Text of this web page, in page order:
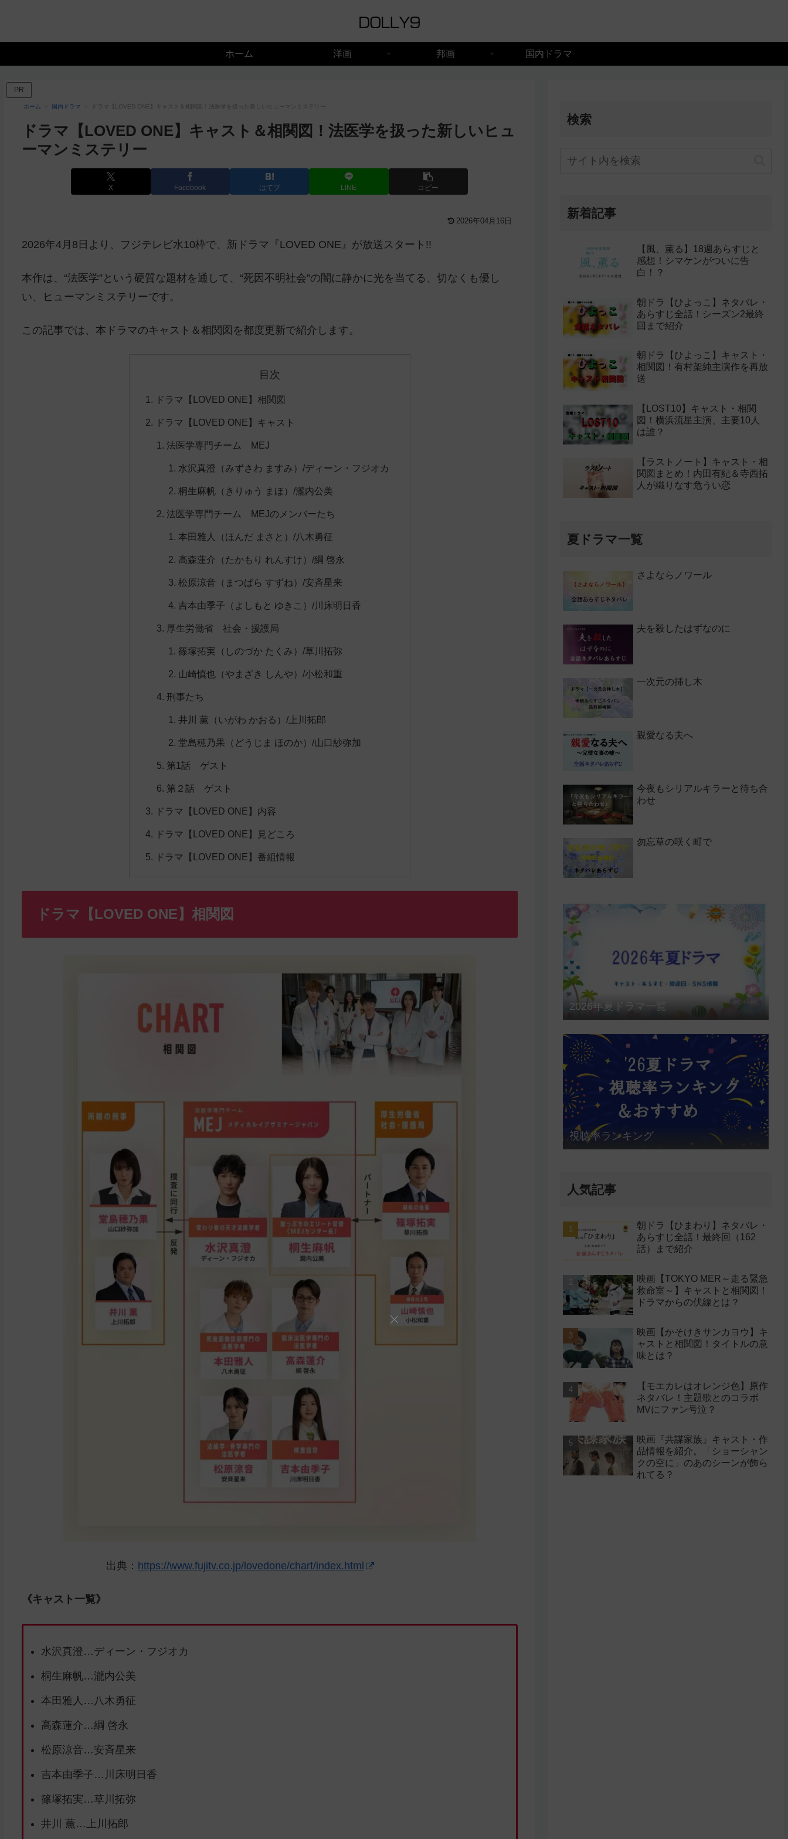
ホーム 洋画 邦画 国内ドラマ
PR
ホーム 国内ドラマ ドラマ【LOVED ONE】キャスト＆相関図！法医学を扱った新しいヒューマンミステリー
ドラマ【LOVED ONE】キャスト＆相関図！法医学を扱った新しいヒュ
ーマンミステリー
X Facebook はてブ LINE コピー
2026年04月16日
2026年4月8日より、フジテレビ水10枠で、新ドラマ『LOVED ONE』が放送スタート!!
本作は、“法医学”という硬質な題材を通して、“死因不明社会”の闇に静かに光を当てる、切なくも優し
い、ヒューマンミステリーです。
この記事では、本ドラマのキャスト＆相関図を都度更新で紹介します。
目次
ドラマ【LOVED ONE】相関図
ドラマ【LOVED ONE】キャスト
法医学専門チーム MEJ
水沢真澄（みずさわ ますみ）/ディーン・フジオカ
桐生麻帆（きりゅう まほ）/瀧内公美
法医学専門チーム MEJのメンバーたち
本田雅人（ほんだ まさと）/八木勇征
高森蓮介（たかもり れんすけ）/綱 啓永
松原涼音（まつばら すずね）/安斉星来
吉本由季子（よしもと ゆきこ）/川床明日香
厚生労働省 社会・援護局
篠塚拓実（しのづか たくみ）/草川拓弥
山崎慎也（やまざき しんや）/小松和重
刑事たち
井川 薫（いがわ かおる）/上川拓郎
堂島穂乃果（どうじま ほのか）/山口紗弥加
第1話 ゲスト
第２話 ゲスト
ドラマ【LOVED ONE】内容
ドラマ【LOVED ONE】見どころ
ドラマ【LOVED ONE】番組情報
ドラマ【LOVED ONE】相関図
出典： https://www.fujitv.co.jp/lovedone/chart/index.html
《キャスト一覧》
水沢真澄…ディーン・フジオカ
桐生麻帆…瀧内公美
本田雅人…八木勇征
高森蓮介…綱 啓永
松原涼音…安斉星来
吉本由季子…川床明日香
篠塚拓実…草川拓弥
井川 薫…上川拓郎
検索
新着記事
【風、薫る】18週あらすじと
感想！シマケンがついに告
白！？
朝ドラ【ひよっこ】ネタバレ・
あらすじ全話！シーズン2最終
回まで紹介
朝ドラ【ひよっこ】キャスト・
相関図！有村架純主演作を再放
送
【LOST10】キャスト・相関
図！横浜流星主演、主要10人
は誰？
【ラストノート】キャスト・相
関図まとめ！内田有紀＆寺西拓
人が織りなす危うい恋
夏ドラマ一覧
さよならノワール
夫を殺したはずなのに
一次元の挿し木
親愛なる夫へ
今夜もシリアルキラーと待ち合
わせ
勿忘草の咲く町で
2026年夏ドラマ一覧
視聴率ランキング
人気記事
朝ドラ【ひまわり】ネタバレ・
あらすじ全話！最終回（162
話）まで紹介
映画【TOKYO MER～走る緊急
救命室～】キャストと相関図！
ドラマからの伏線とは？
映画【かそけきサンカヨウ】キ
ャストと相関図！タイトルの意
味とは？
【モエカレはオレンジ色】原作
ネタバレ！主題歌とのコラボ
MVにファン号泣？
映画『共謀家族』キャスト・作
品情報を紹介。「ショーシャン
クの空に」のあのシーンが飾ら
れてる？